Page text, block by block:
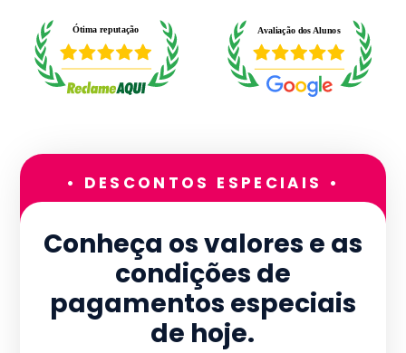
• DESCONTOS ESPECIAIS •
Conheça os valores e as
condições de
pagamentos especiais
de hoje.